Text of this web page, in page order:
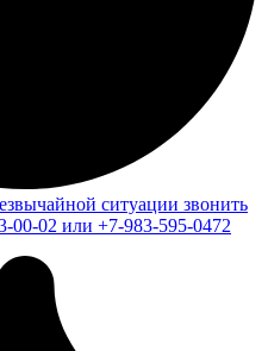
ситуации звонить
00-02 или +7-983-595-0472